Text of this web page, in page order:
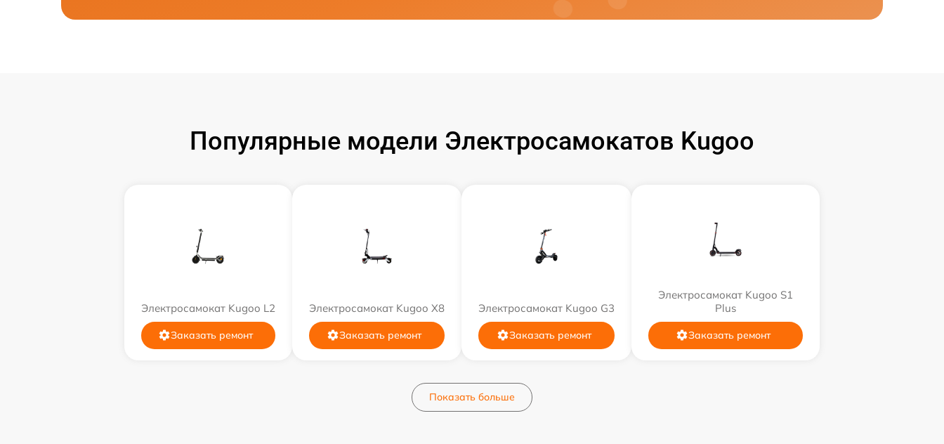
Популярные модели Электросамокатов Kugoo
Электросамокат Kugoo L2
Заказать ремонт
Электросамокат Kugoo X8
Заказать ремонт
Электросамокат Kugoo G3
Заказать ремонт
Электросамокат Kugoo S1
Plus
Заказать ремонт
Показать больше